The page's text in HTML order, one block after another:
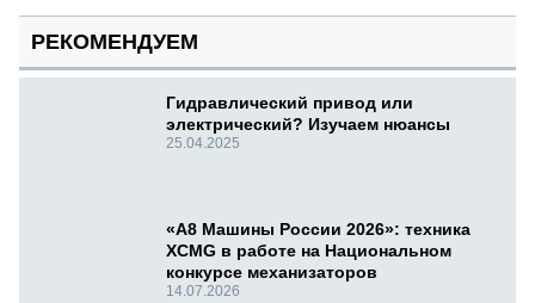
РЕКОМЕНДУЕМ
Гидравлический привод или
электрический? Изучаем нюансы
25.04.2025
«А8 Машины России 2026»: техника
XCMG в работе на Национальном
конкурсе механизаторов
14.07.2026